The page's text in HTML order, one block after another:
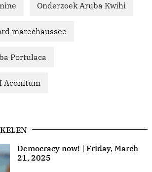
Onderzoek Aruba Kwihi
marechaussee
Portulaca
Aconitum
Democracy now! | Friday, March
21, 2025